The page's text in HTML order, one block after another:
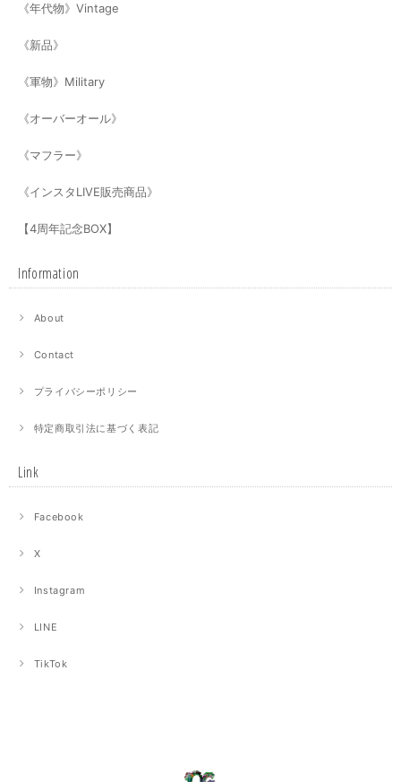
《年代物》Vintage
《新品》
《軍物》Military
《オーバーオール》
《マフラー》
《インスタLIVE販売商品》
【4周年記念BOX】
Information
About
Contact
プライバシーポリシー
特定商取引法に基づく表記
Link
Facebook
X
Instagram
LINE
TikTok